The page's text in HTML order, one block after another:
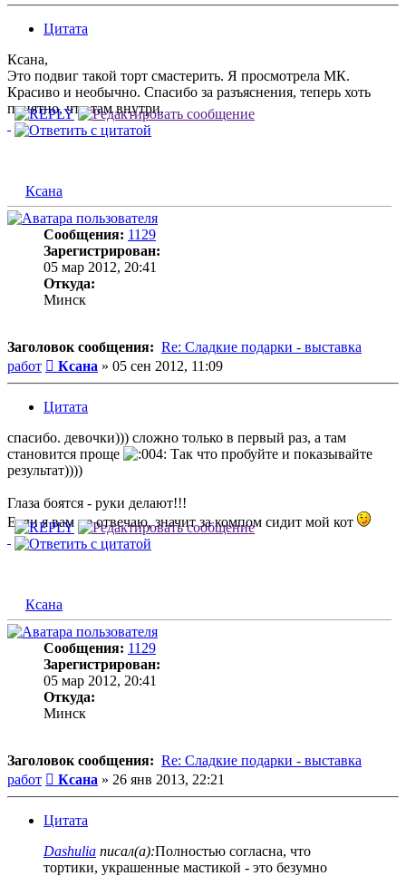
Цитата
Ксана,
Это подвиг такой торт смастерить. Я просмотрела МК.
Красиво и необычно. Спасибо за разъяснения, теперь хоть
понятно, что там внутри.
Ксана
Сообщения: 1129
Зарегистрирован:
05 мар 2012, 20:41
Откуда:
Минск
Заголовок сообщения: Re: Сладкие подарки - выставка
работ
Сообщение
Ксана » 05 сен 2012, 11:09
Цитата
спасибо. девочки))) сложно только в первый раз, а там
становится проще
Так что пробуйте и показывайте
результат))))
Глаза боятся - руки делают!!!
Если я вам не отвечаю, значит за компом сидит мой кот
Ксана
Сообщения: 1129
Зарегистрирован:
05 мар 2012, 20:41
Откуда:
Минск
Заголовок сообщения: Re: Сладкие подарки - выставка
работ
Сообщение
Ксана » 26 янв 2013, 22:21
Цитата
Dashulia писал(а):Полностью согласна, что
тортики, украшенные мастикой - это безумно